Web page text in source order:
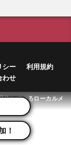
！
シー
利用規約
わせ
信しているローカルメ